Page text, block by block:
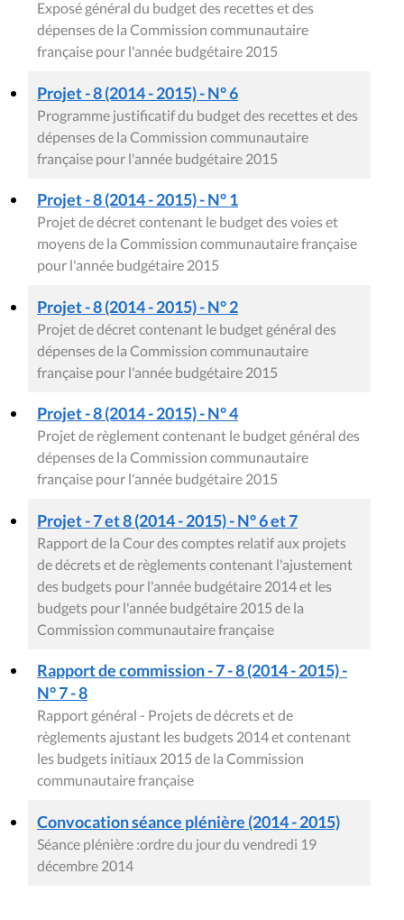
Exposé général du budget des recettes et des
dépenses de la Commission communautaire
française pour l'année budgétaire 2015
Projet - 8 (2014 - 2015) - N° 6
Programme justificatif du budget des recettes et des
dépenses de la Commission communautaire
française pour l'année budgétaire 2015
Projet - 8 (2014 - 2015) - N° 1
Projet de décret contenant le budget des voies et
moyens de la Commission communautaire française
pour l'année budgétaire 2015
Projet - 8 (2014 - 2015) - N° 2
Projet de décret contenant le budget général des
dépenses de la Commission communautaire
française pour l'année budgétaire 2015
Projet - 8 (2014 - 2015) - N° 4
Projet de règlement contenant le budget général des
dépenses de la Commission communautaire
française pour l'année budgétaire 2015
Projet - 7 et 8 (2014 - 2015) - N° 6 et 7
Rapport de la Cour des comptes relatif aux projets
de décrets et de règlements contenant l'ajustement
des budgets pour l'année budgétaire 2014 et les
budgets pour l'année budgétaire 2015 de la
Commission communautaire française
Rapport de commission - 7 - 8 (2014 - 2015) -
N° 7 - 8
Rapport général - Projets de décrets et de
règlements ajustant les budgets 2014 et contenant
les budgets initiaux 2015 de la Commission
communautaire française
Convocation séance plénière (2014 - 2015)
Séance plénière :ordre du jour du vendredi 19
décembre 2014